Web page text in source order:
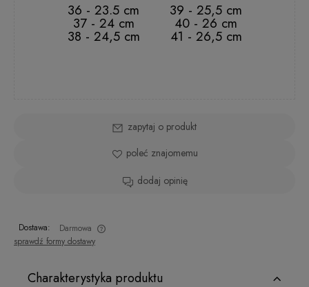
36 - 23.5 cm
37 - 24 cm
38 - 24,5 cm
39 - 25,5 cm
40 - 26 cm
41 - 26,5 cm
zapytaj o produkt
poleć znajomemu
dodaj opinię
Dostawa:
Darmowa
sprawdź formy dostawy
Charakterystyka produktu